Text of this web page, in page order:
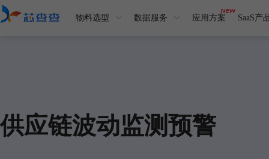
物料选型 数据服务 应用方案 SaaS产
供应链波动监测预警